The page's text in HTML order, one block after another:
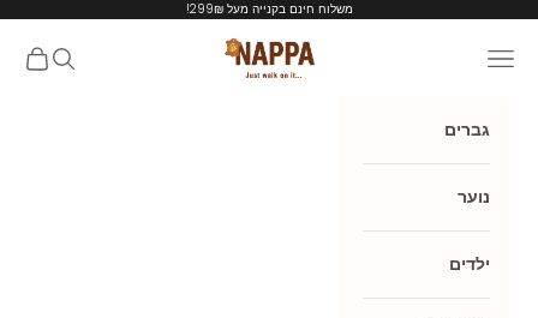
משלוח חינם בקנייה מעל 299₪!
Nappa shoes תפריט חיפושעגלת
גברים
נוער
ילדים